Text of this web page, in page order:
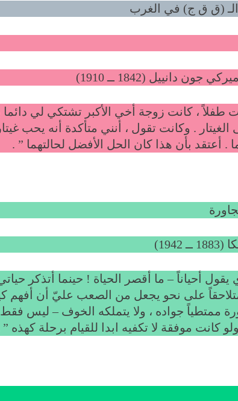
(ق ق ج) في الغرب
جون دانييل (1842 ــ 1910)
طفلاً ، كانت زوجة أخي الأكبر تشتكي لي دائما
. وكانت تقول ، أنني متأكدة أنه يحب
. أعتقد بأن هذا كان الحل الأفضل لحالتهما ” .
1942)
أحياناً – ما أقصر الحياة ! حينما أتذكر
على نحو يجعل من الصعب عليّ أن
ممتطياً جواده ، ولا يتملكه الخوف – ليس
ولو كانت موفقة لا تكفيه ابدا للقيام برحلة كهذه ”